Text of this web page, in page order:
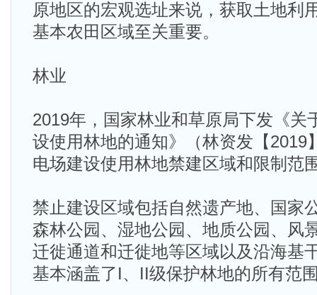
原地区的宏观选址来说，获取土地利
基本农田区域至关重要。
林业
2019年，国家林业和草原局下发《关
设使用林地的通知》（林资发【2019
电场建设使用林地禁建区域和限制范
禁止建设区域包括自然遗产地、国家
森林公园、湿地公园、地质公园、风
迁徙通道和迁徙地等区域以及沿海基
基本涵盖了I、II级保护林地的所有范